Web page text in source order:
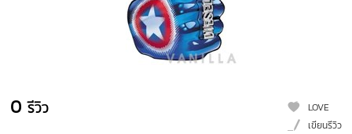
0 รีวิว
LOVE
เขียนรีวิว